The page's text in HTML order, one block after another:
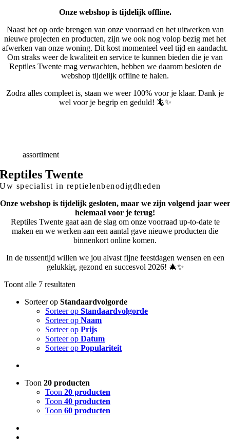
Onze webshop is tijdelijk offline.
Naast het op orde brengen van onze voorraad en het uitwerken van
nieuwe projecten en producten, zijn we ook nog volop bezig met het
afwerken van onze woning. Dit kost momenteel veel tijd en aandacht.
Om straks weer de kwaliteit en service te kunnen bieden die je van
Reptiles Twente mag verwachten, hebben we daarom besloten de
webshop tijdelijk offline te halen.
Zodra alles compleet is, staan we weer 100% voor je klaar. Dank je
wel voor je begrip en geduld! 🦎✨
Breedassortiment
Reptiles Twente
Uw specialist in reptielenbenodigdheden
Onze webshop is tijdelijk gesloten, maar we zijn volgend jaar weer
helemaal voor je terug!
Reptiles Twente gaat aan de slag om onze voorraad up-to-date te
maken en we werken aan een aantal gave nieuwe producten die
binnenkort online komen.
In de tussentijd willen we jou alvast fijne feestdagen wensen en een
gelukkig, gezond en succesvol 2026! 🎄✨
Toont alle 7 resultaten
Sorteer op Standaardvolgorde
Sorteer op Standaardvolgorde
Sorteer op Naam
Sorteer op Prijs
Sorteer op Datum
Sorteer op Populariteit
Toon 20 producten
Toon 20 producten
Toon 40 producten
Toon 60 producten